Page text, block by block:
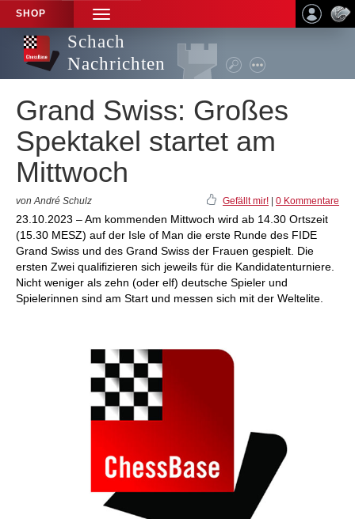
SHOP
TOGGLE
NAVIGATION
Schach
Nachrichten
Grand Swiss: Großes
Spektakel startet am
Mittwoch
von André Schulz Gefällt mir! 0 Kommentare
23.10.2023 – Am kommenden Mittwoch wird ab 14.30 Ortszeit
(15.30 MESZ) auf der Isle of Man die erste Runde des FIDE
Grand Swiss und des Grand Swiss der Frauen gespielt. Die
ersten Zwei qualifizieren sich jeweils für die Kandidatenturniere.
Nicht weniger als zehn (oder elf) deutsche Spieler und
Spielerinnen sind am Start und messen sich mit der Weltelite.